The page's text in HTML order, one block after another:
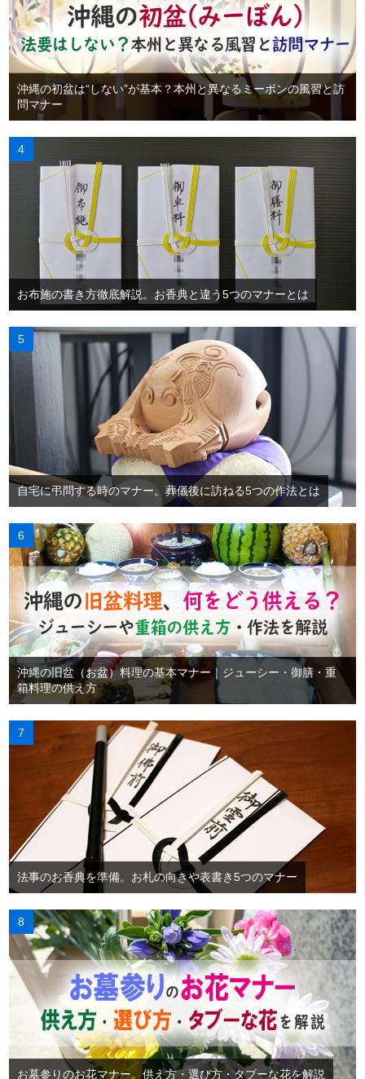
沖縄の初盆は“しない”が基本？本州と異なるミーボンの風習と訪
問マナー
お布施の書き方徹底解説。お香典と違う5つのマナーとは
自宅に弔問する時のマナー。葬儀後に訪ねる5つの作法とは
沖縄の旧盆（お盆）料理の基本マナー｜ジューシー・御膳・重
箱料理の供え方
法事のお香典を準備。お札の向きや表書き5つのマナー
お墓参りのお花マナー。供え方・選び方・タブーな花を解説